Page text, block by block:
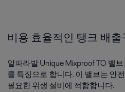
비용 효율적인 탱크 배
알파라발 Unique Mixproof TO 밸
를 특징으로 합니다. 이 밸브는 안
필요한 위생 설비에 적합합니다.